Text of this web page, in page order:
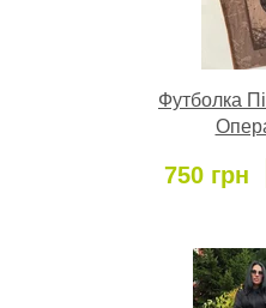
Футболка
750 грн